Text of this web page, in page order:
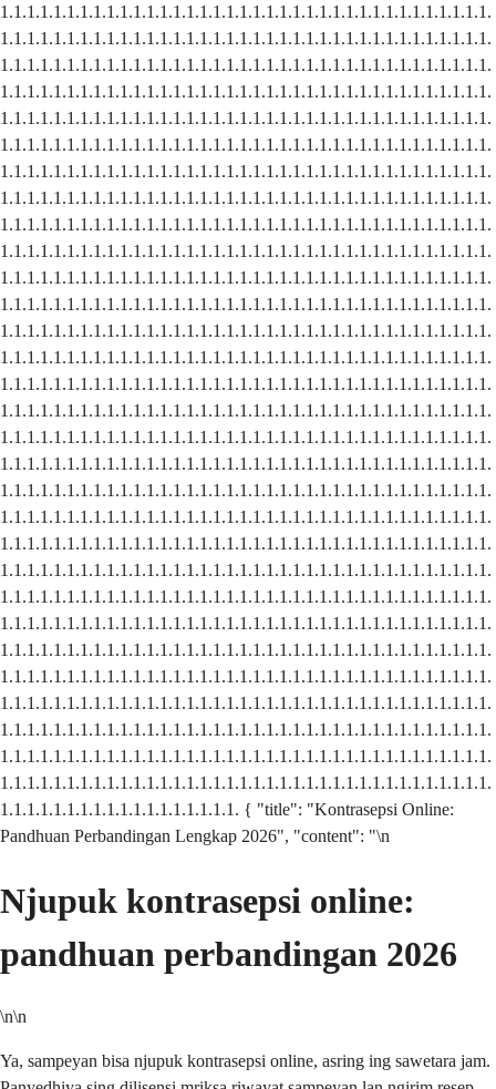
Njupuk kontrasepsi online:
pandhuan perbandingan 2026
\n\n
Ya, sampeyan bisa njupuk kontrasepsi online, asring ing sawetara jam.